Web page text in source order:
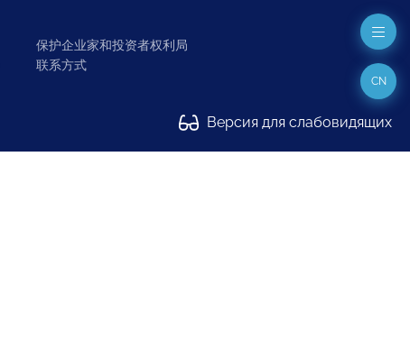
保护企业家和投资者权利局
联系方式
Версия для слабовидящих
CN